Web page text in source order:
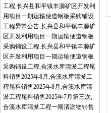
工程,长兴县和平镇丰源矿区开发利
用项目一期运输便道钢板采购铺设
工程异常公告,长兴县和平镇丰源矿
区开发利用项目一期运输便道钢板
采购铺设工程,长兴县和平镇丰源矿
区开发利用项目一期运输便道钢板
采购铺设工程,合溪水库清淤工程尾
料销售2025年8月,合溪水库清淤工
程尾料销售2025年8月,合溪水库清
淤工程尾料销售2025年7月第三次,
合溪水库清淤工程一期清淤物销售